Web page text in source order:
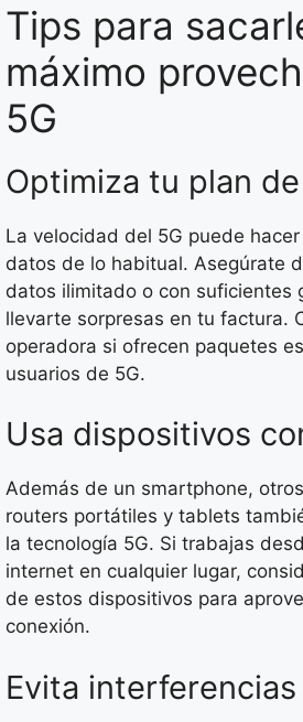
Tips para
máximo
5G
Optimiza tu plan
La velocidad del 5G puede
datos de lo habitual. Asegúrate
datos ilimitado o con suficientes
llevarte sorpresas en tu factura.
operadora si ofrecen paquetes
usuarios de 5G.
Usa dispositivos
Además de un smartphone,
routers portátiles y tablets
la tecnología 5G. Si trabajas
internet en cualquier lugar,
de estos dispositivos para
conexión.
Evita interferencias